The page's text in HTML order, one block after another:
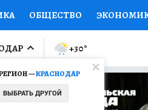
ОБЩЕСТВО
ПРОИСШЕСТВИЯ
МИР Я ЗНАЮ СЕМЬЯ
СЕРИАЛЫ
—КРАСНОДАР
ВЫБРАТЬ ДРУГОЙ
+30°